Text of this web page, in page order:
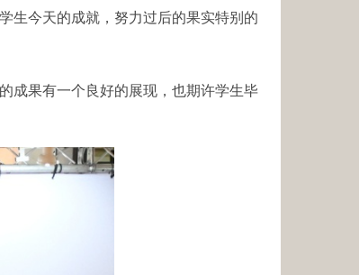
生今天的成就，努力过后的果实特别的
成果有一个良好的展现，也期许学生毕